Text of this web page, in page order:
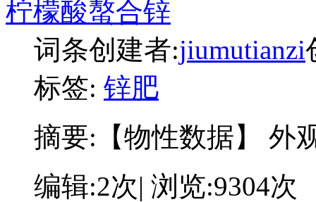
柠檬酸螯合锌
词条创建者:jiumutianzi
标签: 锌肥
摘要: 【物性数
编辑:2次| 浏览:9304次